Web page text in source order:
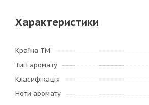
Характеристики
Країна ТМ
Тип аромату
Класифікація
Ноти аромату